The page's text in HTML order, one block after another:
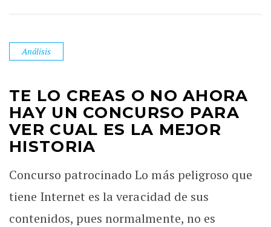
Análisis
TE LO CREAS O NO AHORA
HAY UN CONCURSO PARA
VER CUAL ES LA MEJOR
HISTORIA
Concurso patrocinado Lo más peligroso que
tiene Internet es la veracidad de sus
contenidos, pues normalmente, no es